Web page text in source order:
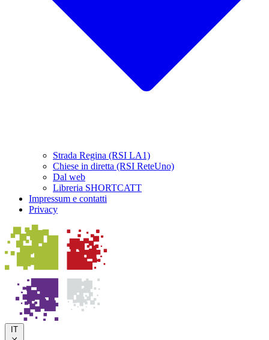
Strada Regina (RSI LA1)
Chiese in diretta (RSI ReteUno)
Dal web
Libreria SHORTCATT
Impressum e contatti
Privacy
IT